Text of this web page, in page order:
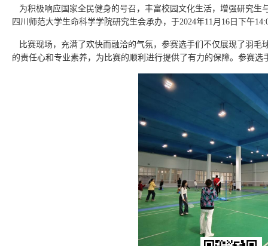
为积极响应国家全民健身的号召，丰富校园文化生活，增强研究生
四川师范大学生命科学学院研究生会承办，于2024年11月16日下午
比赛现场，充满了欢快而融洽的气氛，参赛选手们不仅展现了羽毛
的责任心和专业素养，为比赛的顺利进行提供了有力的保障。参赛